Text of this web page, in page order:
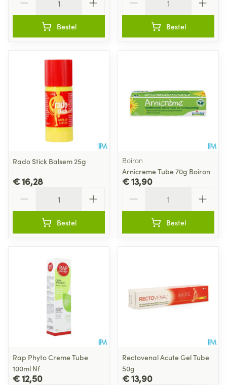
Bestel Bestel
Rado Stick Balsem 25g
€ 16,28
Bestel
Boiron
Arnicreme Tube 70g Boiron
€ 13,90
Bestel
Rap Phyto Creme Tube
100ml Nf
€ 12,50
Rectovenal Acute Gel Tube
50g
€ 13,90